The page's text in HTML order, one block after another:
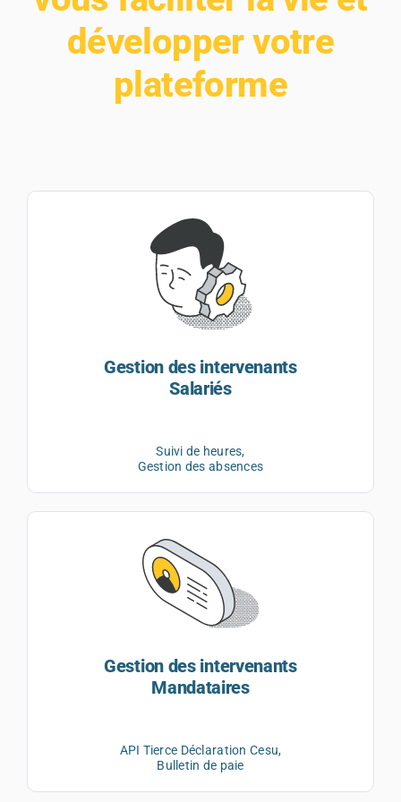
développer votre
plateforme
Gestion des intervenants
Salariés
Suivi de heures,
Gestion des absences
Gestion des intervenants
Mandataires
API Tierce Déclaration Cesu,
Bulletin de paie